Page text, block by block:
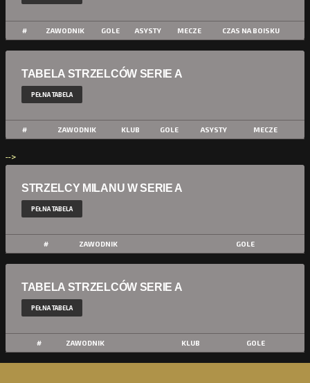
# ZAWODNIK GOLE ASYSTY MECZE CZAS NA BOISKU
TABELA STRZELCÓW SERIE A
PEŁNA TABELA
# ZAWODNIK KLUB GOLE ASYSTY MECZE
-->
STRZELCY MILANU W SERIE A
PEŁNA TABELA
# ZAWODNIK GOLE
TABELA STRZELCÓW SERIE A
PEŁNA TABELA
# ZAWODNIK KLUB GOLE